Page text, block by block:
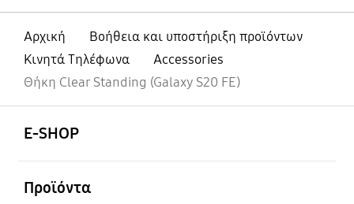
Αρχική
Βοήθεια και υποστήριξη προϊόντων
Κινητά Τηλέφωνα
Accessories
Θήκη Clear Standing (Galaxy S20 FE)
E-SHOP
Προϊόντα